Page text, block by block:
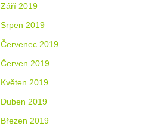
Září 2019
Srpen 2019
Červenec 2019
Červen 2019
Květen 2019
Duben 2019
Březen 2019